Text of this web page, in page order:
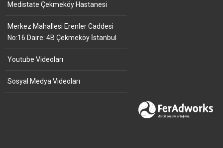
Medistate Çekmeköy Hastanesi
Merkez Mahallesi Erenler Caddesi
No:16 Daire: 4B Çekmeköy İstanbul
Youtube Videoları
Sosyal Medya Videoları